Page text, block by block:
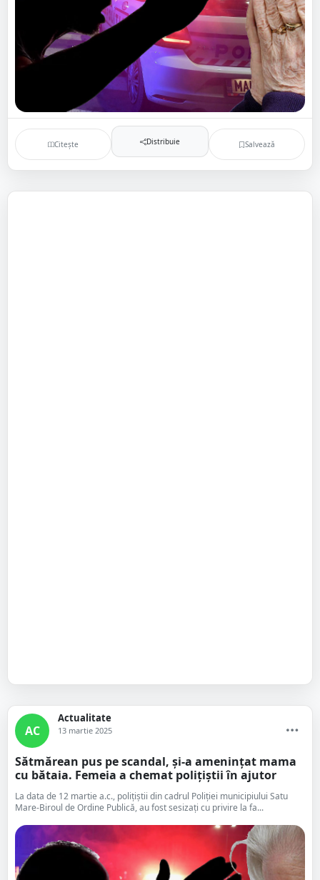
Citește Distribuie Salvează
AC
Actualitate
13 martie 2025
Sătmărean pus pe scandal, și-a amenințat mama
cu bătaia. Femeia a chemat polițiștii în ajutor
La data de 12 martie a.c., polițiștii din cadrul Poliției municipiului Satu
Mare-Biroul de Ordine Publică, au fost sesizați cu privire la fa...